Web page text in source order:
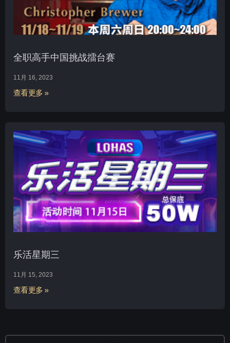
全职高手中国挑战擂台赛
11月 16, 2023
查看更多 »
乐活星期三
11月 15, 2023
查看更多 »